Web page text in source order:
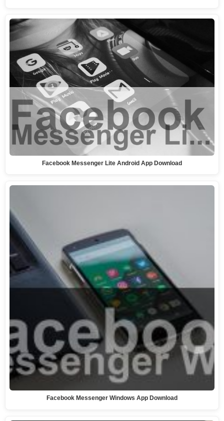
Facebook Messenger Lite Android App Download
Facebook Messenger Windows App Download